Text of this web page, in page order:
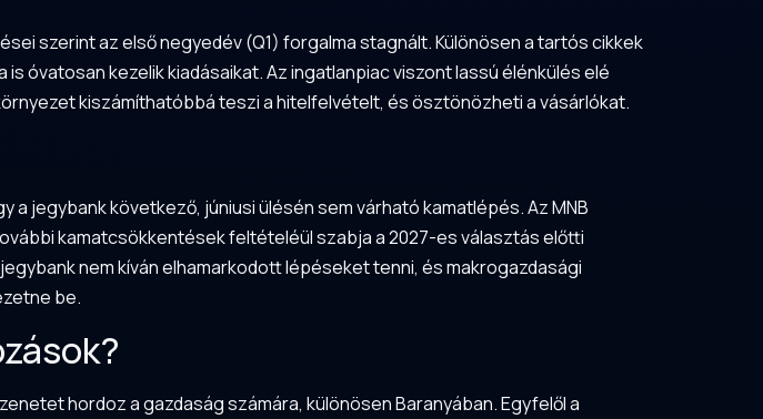
szerint az első negyedév (Q1) forgalma stagnált. Különösen a tartós cikkek
óvatosan kezelik kiadásaikat. Az ingatlanpiac viszont lassú élénkülés elé
kiszámíthatóbbá teszi a hitelfelvételt, és ösztönözheti a vásárlókat.
jegybank következő, júniusi ülésén sem várható kamatlépés. Az MNB
kamatcsökkentések feltételéül szabja a 2027-es választás előtti
nem kíván elhamarkodott lépéseket tenni, és makrogazdasági
be.
hordoz a gazdaság számára, különösen Baranyában. Egyfelől a